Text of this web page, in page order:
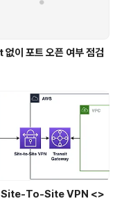
이 포트 오픈 여부 점검
Site-To-Site VPN <>